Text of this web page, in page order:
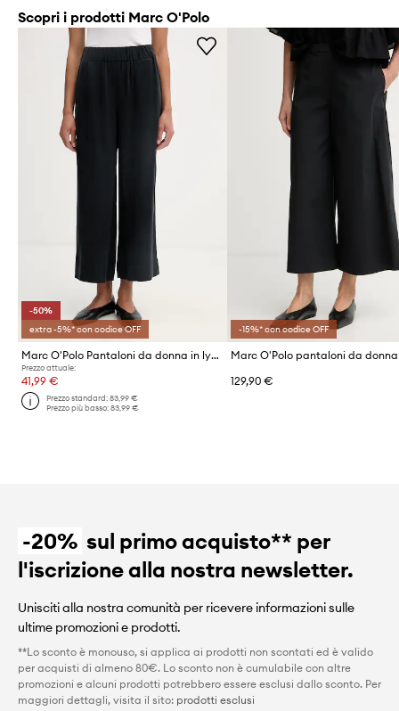
Scopri i prodotti Marc O'Polo
-50%
extra -5%* con codice OFF
Marc O'Polo Pantaloni da donna in lyocell
Prezzo attuale:
41,99 €
Prezzo standard:83,99 €
Prezzo più basso:83,99 €
-15%* con codice OFF
129,90 €
-20% sul primo acquisto** per
l'iscrizione alla nostra newsletter.
Unisciti alla nostra comunità per ricevere informazioni sulle
ultime promozioni e prodotti.
**Lo sconto è monouso, si applica ai prodotti non scontati ed è valido
per acquisti di almeno 80€. Lo sconto non è cumulabile con altre
promozioni e alcuni prodotti potrebbero essere esclusi dallo sconto. Per
maggiori dettagli, visita il sito: prodotti esclusi